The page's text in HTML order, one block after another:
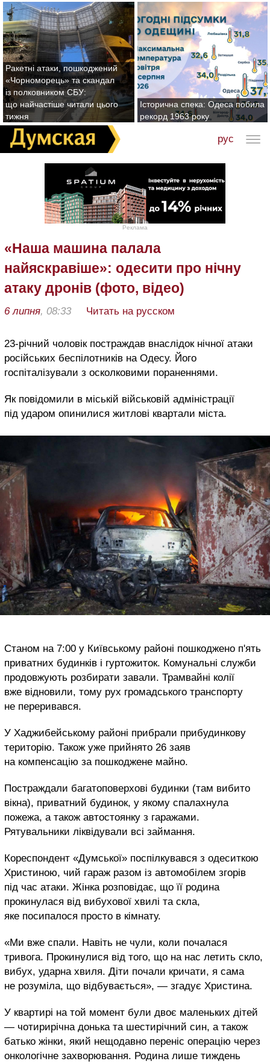
Ракетні атаки, пошкоджений
«Чорноморець» та скандал
із полковником СБУ:
що найчастіше читали цього
тижня
Історична спека: Одеса побила
рекорд 1963 року
рус
Реклама
«Наша машина палала
найяскравіше»: одесити про нічну
атаку дронів (фото, відео)
6 липня, 08:33 Читать на русском
23-річний чоловік постраждав внаслідок нічної атаки
російських беспілотників на Одесу. Його
госпіталізували з осколковими пораненнями.
Як повідомили в міській військовій адміністрації
під ударом опинилися житлові квартали міста.
Станом на 7:00 у Київському районі пошкоджено п'ять
приватних будинків і гуртожиток. Комунальні служби
продовжують розбирати завали. Трамвайні колії
вже відновили, тому рух громадського транспорту
не переривався.
У Хаджибейському районі прибрали прибудинкову
територію. Також уже прийнято 26 заяв
на компенсацію за пошкоджене майно.
Постраждали багатоповерхові будинки (там вибито
вікна), приватний будинок, у якому спалахнула
пожежа, а також автостоянку з гаражами.
Рятувальники ліквідували всі займання.
Кореспондент «Думської» поспілкувався з одеситкою
Христиною, чий гараж разом із автомобілем згорів
під час атаки. Жінка розповідає, що її родина
прокинулася від вибухової хвилі та скла,
яке посипалося просто в кімнату.
«Ми вже спали. Навіть не чули, коли почалася
тривога. Прокинулися від того, що на нас летить скло,
вибух, ударна хвиля. Діти почали кричати, я сама
не розуміла, що відбувається», — згадує Христина.
У квартирі на той момент були двоє маленьких дітей
— чотирирічна донька та шестирічний син, а також
батько жінки, який нещодавно переніс операцію через
онкологічне захворювання. Родина лише тиждень